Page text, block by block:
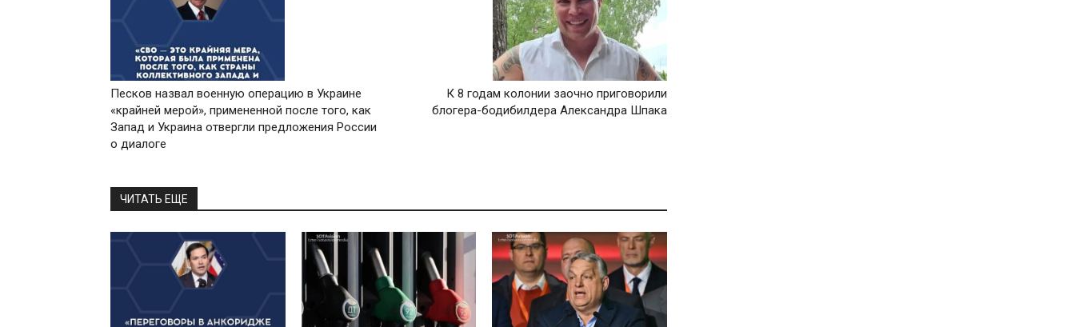
Песков назвал военную операцию в Украине
«крайней мерой», примененной после того, как
Запад и Украина отвергли предложения России
о диалоге
К 8 годам колонии заочно приговорили
блогера-бодибилдера Александра Шпака
ЧИТАТЬ ЕЩЕ